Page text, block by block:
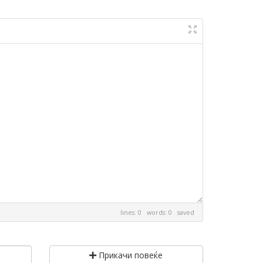
lines: 0 words: 0 saved
Прикачи повеќе